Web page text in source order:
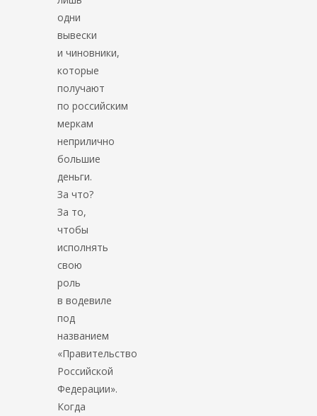
одни
вывески
и чиновники,
которые
получают
по российским
меркам
неприлично
большие
деньги.
За что?
За то,
чтобы
исполнять
свою
роль
в водевиле
под
названием
«Правительство
Российской
Федерации».
Когда